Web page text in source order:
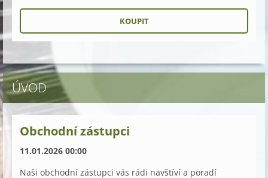
ÚVOD
Obchodní zástupci
11.01.2026 00:00
Naši obchodní zástupci vás rádi navštíví a poradí